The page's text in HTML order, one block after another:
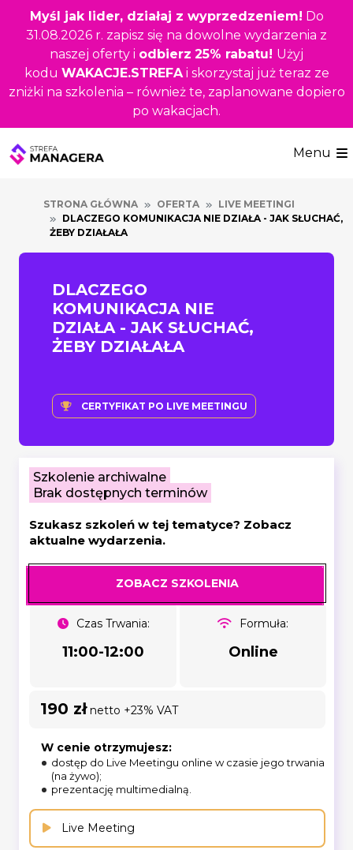
Przejdź
treści
Myśl jak lider, działaj z wyprzedzeniem! Do
31.08.2026 r. zapisz się na dowolne wydarzenia z
naszej oferty i odbierz 25% rabatu! Użyj
kodu WAKACJE.STREFAi skorzystaj już teraz ze
zniżki na szkolenia – również te, zaplanowane dopiero
po wakacjach.
Menu
STRONA GŁÓWNA OFERTA
LIVE MEETINGI
DLACZEGO KOMUNIKACJA NIE DZIAŁA - JAK SŁUCHAĆ,
ŻEBY DZIAŁAŁA
DLACZEGO
KOMUNIKACJA NIE
DZIAŁA - JAK SŁUCHAĆ,
ŻEBY DZIAŁAŁA
CERTYFIKAT PO LIVE MEETINGU
Szkolenie archiwalne
Brak dostępnych terminów
Szukasz szkoleń w tej tematyce? Zobacz
aktualne wydarzenia.
ZOBACZ SZKOLENIA
Czas Trwania:
11:00-12:00
Formuła:
Online
190 złnetto +23% VAT
W cenie otrzymujesz:
dostęp do Live Meetingu online w czasie jego trwania
(na żywo);
prezentację multimedialną.
Live Meeting